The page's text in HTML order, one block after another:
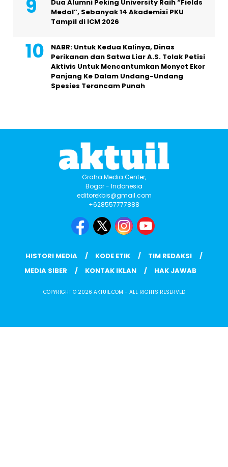
Dua Alumni Peking University Raih “Fields
Medal”, Sebanyak 14 Akademisi PKU
Tampil di ICM 2026
NABR: Untuk Kedua Kalinya, Dinas
Perikanan dan Satwa Liar A.S. Tolak Petisi
Aktivis Untuk Mencantumkan Monyet Ekor
Panjang Ke Dalam Undang-Undang
Spesies Terancam Punah
Graha Media Center,
Bogor - Indonesia
editorekbis@gmail.com
+628557777888
HISTORI MEDIA KODE ETIK
TIM REDAKSI
MEDIA SIBER
KONTAK IKLAN HAK JAWAB
COPYRIGHT © 2026 AKTUIL.COM - ALL RIGHTS RESERVED